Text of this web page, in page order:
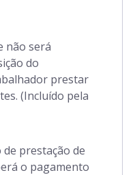
não será
do
prestar
(Incluído pela
de prestação de
o pagamento